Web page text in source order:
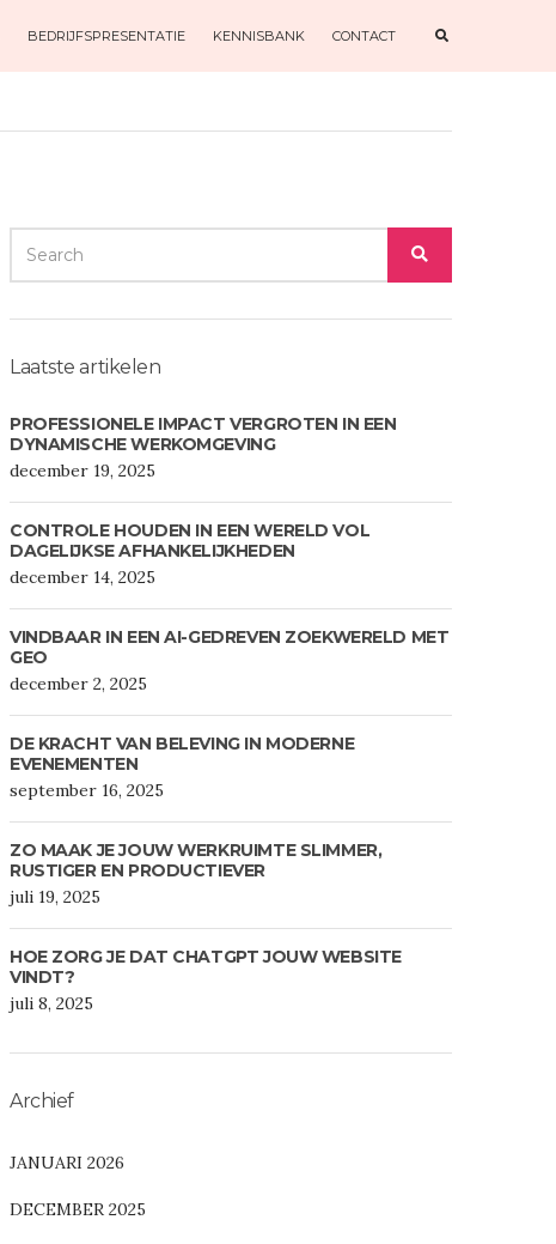
BEDRIJFSPRESENTATIE KENNISBANK CONTACT
A
E
SEARCH
FOR:
SEARCH
Laatste artikelen
PROFESSIONELE IMPACT VERGROTEN IN EEN
DYNAMISCHE WERKOMGEVING
december 19, 2025
CONTROLE HOUDEN IN EEN WERELD VOL
DAGELIJKSE AFHANKELIJKHEDEN
december 14, 2025
VINDBAAR IN EEN AI-GEDREVEN ZOEKWERELD MET
GEO
december 2, 2025
DE KRACHT VAN BELEVING IN MODERNE
EVENEMENTEN
september 16, 2025
ZO MAAK JE JOUW WERKRUIMTE SLIMMER,
RUSTIGER EN PRODUCTIEVER
juli 19, 2025
HOE ZORG JE DAT CHATGPT JOUW WEBSITE
VINDT?
juli 8, 2025
Archief
JANUARI 2026
DECEMBER 2025